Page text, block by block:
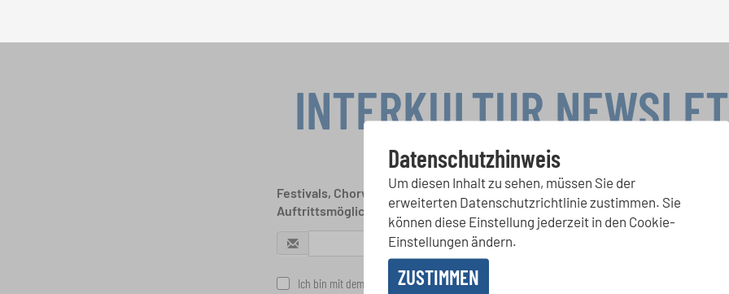
Datenschutzhinweis
Um diesen Inhalt zu sehen, müssen Sie der
erweiterten Datenschutzrichtlinie zustimmen. Sie
können diese Einstellung jederzeit in den Cookie-
Einstellungen ändern.
ZUSTIMMEN
INTERKULTUR
Festivals, Chorwettbewerbe, Mitsingprojekte: Besondere
Auftrittsmöglichkeiten bekommen Sie im kostenlosen INTERKULTUR-
Ich bin mit dem Erhalt des Newsletters einverstanden und akzeptiere die